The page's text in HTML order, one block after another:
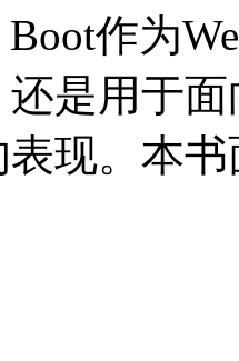
Boot作为
是用于
现。本书